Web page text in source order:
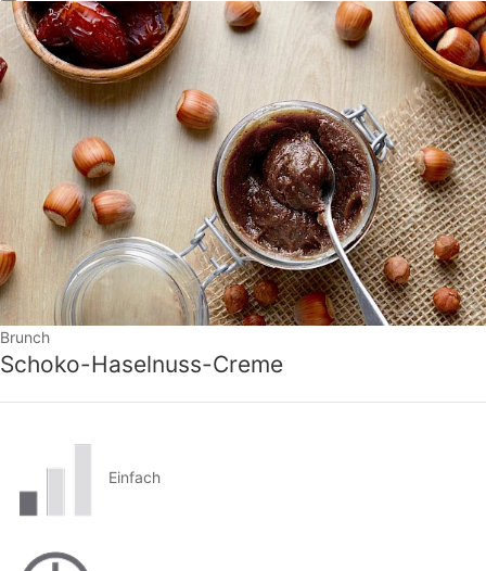
Brunch
Schoko-Haselnuss-Creme
Einfach